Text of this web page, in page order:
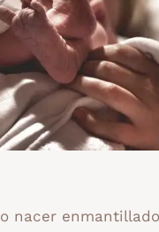
o nacer